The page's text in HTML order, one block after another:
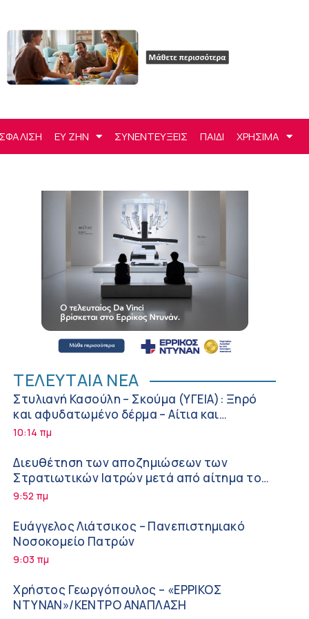
ΕΥ ΖΗΝ ΣΥΝΕΝΤΕΥΞΕΙΣ ΠΑΙΔΙ ΧΡΗΣΙΜΑ
ΤΕΛΕΥΤΑΙΑ ΝΕΑ
Στυλιανή Κασούλη – Σκούμα (ΥΓΕΙΑ): Ξηρό
και αφυδατωμένο δέρμα – Αίτια και
αντιμετώπιση
10:14 πμ
Διευθέτηση των αποζημιώσεων των
Στρατιωτικών Ιατρών μετά από αίτημα του
ΙΣΑ
9:52 πμ
Ευάγγελος Λιάτσικος – Πανεπιστημιακό
Νοσοκομείο Πατρών
9:03 πμ
Χρήστος Γεωργόπουλος – «ΕΡΡΙΚΟΣ
ΝΤΥΝΑΝ»/ΚΕΝΤΡΟ ΑΝΑΠΛΑΣΗ